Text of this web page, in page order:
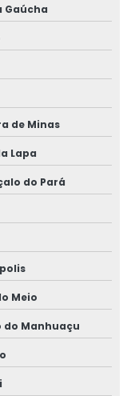
Gaúcha
de Minas
Lapa
do Pará
Meio
do Manhuaçu